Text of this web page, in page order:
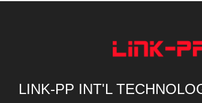
LINK-PP INT'L